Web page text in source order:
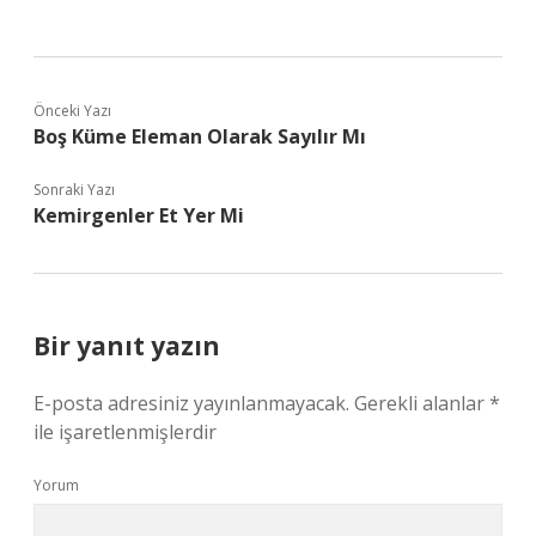
Önceki Yazı
Boş Küme Eleman Olarak Sayılır Mı
Sonraki Yazı
Kemirgenler Et Yer Mi
Bir yanıt yazın
E-posta adresiniz yayınlanmayacak. Gerekli alanlar*
ile işaretlenmişlerdir
Yorum